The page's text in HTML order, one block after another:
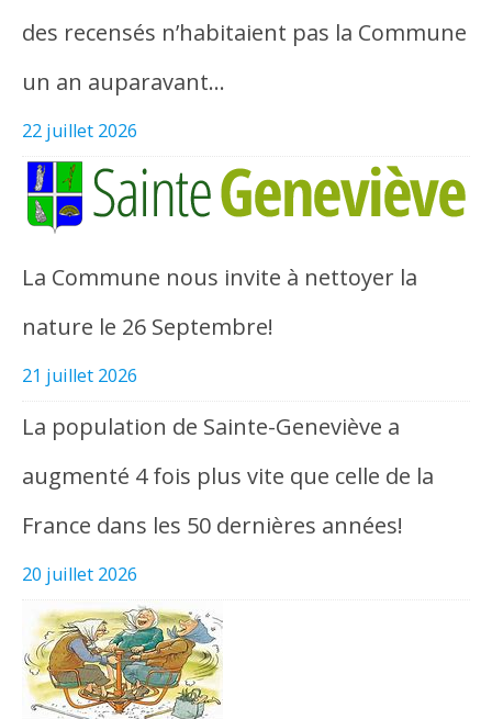
des recensés n’habitaient pas la Commune
un an auparavant…
22 juillet 2026
La Commune nous invite à nettoyer la
nature le 26 Septembre!
21 juillet 2026
La population de Sainte-Geneviève a
augmenté 4 fois plus vite que celle de la
France dans les 50 dernières années!
20 juillet 2026